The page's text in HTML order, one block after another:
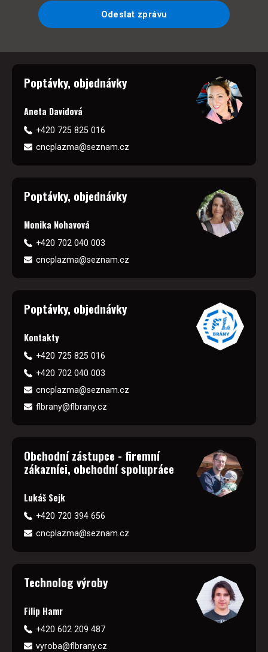
Odeslat zprávu
Poptávky, objednávky
Aneta Davidová
+420 725 825 016
cncplazma@seznam.cz
Poptávky, objednávky
Monika Nohavová
+420 702 040 003
cncplazma@seznam.cz
Poptávky, objednávky
Kontakty
+420 725 825 016
+420 702 040 003
cncplazma@seznam.cz
flbrany@flbrany.cz
Obchodní zástupce - firemní
zákazníci, obchodní spolupráce
Lukáš Sejk
+420 720 394 656
cncplazma@seznam.cz
Technolog výroby
Filip Hamr
+420 602 209 487
vyroba@flbrany.cz